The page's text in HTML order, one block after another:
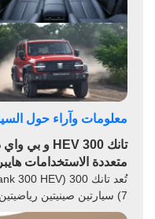
معلومات وآراء حول
متعددة الاستخدامات
7) سيارتين صينيتين رياضيتين متعددتي الاستخدامات...